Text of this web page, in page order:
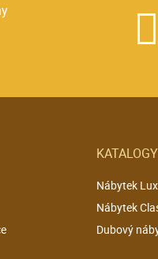
Nábytek Lux
Nábytek
Dubový